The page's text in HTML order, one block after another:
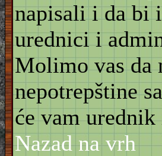
napisali i da bi
urednici i
Molimo vas da
nepotrepštine
će vam
Nazad na vrh